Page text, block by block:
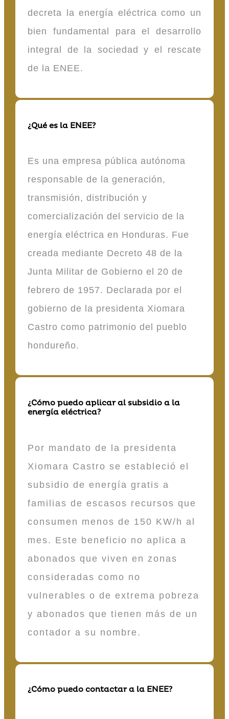
decreta la energía eléctrica como un
bien fundamental para el desarrollo
integral de la sociedad y el rescate
de la ENEE.
¿Qué es la ENEE?
Es una empresa pública autónoma
responsable de la generación,
transmisión, distribución y
comercialización del servicio de la
energía eléctrica en Honduras. Fue
creada mediante Decreto 48 de la
Junta Militar de Gobierno el 20 de
febrero de 1957. Declarada por el
gobierno de la presidenta Xiomara
Castro como patrimonio del pueblo
hondureño.
¿Cómo puedo aplicar al subsidio a la
energía eléctrica?
Por mandato de la presidenta
Xiomara Castro se estableció el
subsidio de energía gratis a
familias de escasos recursos que
consumen menos de 150 KW/h al
mes. Este beneficio no aplica a
abonados que viven en zonas
consideradas como no
vulnerables o de extrema pobreza
y abonados que tienen más de un
contador a su nombre.
¿Cómo puedo contactar a la ENEE?